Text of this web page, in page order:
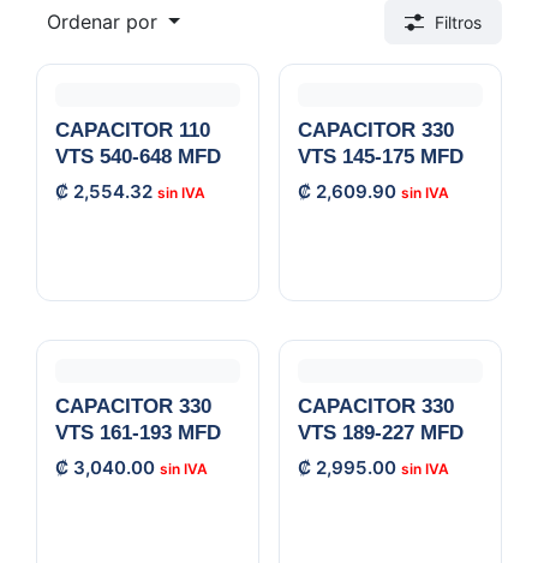
Ordenar por Filtros
CAPACITOR 110
VTS 540-648 MFD
₡ 2,554.32
CAPACITOR 330
VTS 145-175 MFD
₡ 2,609.90
CAPACITOR 330
VTS 161-193 MFD
₡ 3,040.00
CAPACITOR 330
VTS 189-227 MFD
₡ 2,995.00